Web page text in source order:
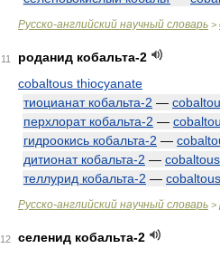
Русско-английский научный словарь >
11
роданид кобальта-2
cobaltous thiocyanate
тиоцианат кобальта-2 —
перхлорат кобальта-2 —
гидроокись кобальта-2 —
дитионат кобальта-2 —
теллурид кобальта-2 —
Русско-английский научный словарь >
12
селенид кобальта-2